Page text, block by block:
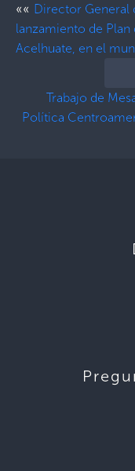
«« Director General
lanzamiento de
Acelhuate, en el
Trabajo de
Política